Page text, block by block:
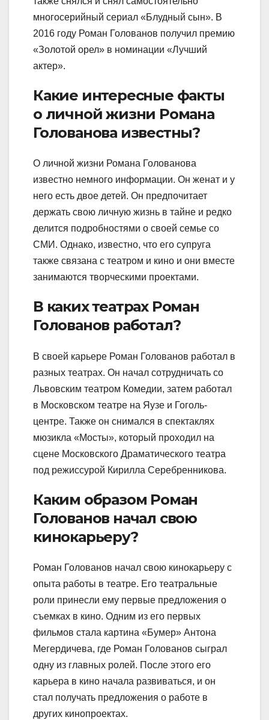
многосерийный сериал «Блудный сын». В
2016 году Роман Голованов получил премию
«Золотой орел» в номинации «Лучший
актер».
Какие интересные факты
о личной жизни Романа
Голованова известны?
О личной жизни Романа Голованова
известно немного информации. Он женат и у
него есть двое детей. Он предпочитает
держать свою личную жизнь в тайне и редко
делится подробностями о своей семье со
СМИ. Однако, известно, что его супруга
также связана с театром и кино и они вместе
занимаются творческими проектами.
В каких театрах Роман
Голованов работал?
В своей карьере Роман Голованов работал в
разных театрах. Он начал сотрудничать со
Львовским театром Комедии, затем работал
в Московском театре на Яузе и Гоголь-
центре. Также он снимался в спектаклях
мюзикла «Мосты», который проходил на
сцене Московского Драматического театра
под режиссурой Кирилла Серебренникова.
Каким образом Роман
Голованов начал свою
кинокарьеру?
Роман Голованов начал свою кинокарьеру с
опыта работы в театре. Его театральные
роли принесли ему первые предложения о
съемках в кино. Одним из его первых
фильмов стала картина «Бумер» Антона
Мегердичева, где Роман Голованов сыграл
одну из главных ролей. После этого его
карьера в кино начала развиваться, и он
стал получать предложения о работе в
других кинопроектах.